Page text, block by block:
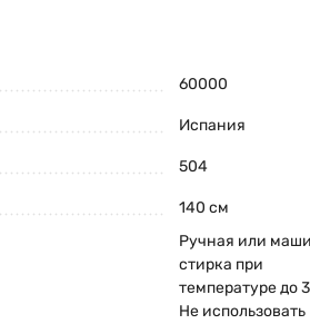
60000
Испания
504
140 см
Ручная или
стирка при
температуре до
Не использовать